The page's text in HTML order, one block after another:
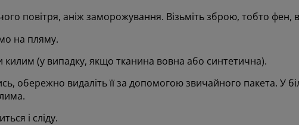
повітря, аніж заморожування. Візьміть зброю, тобто фен,
на пляму.
(у випадку, якщо тканина вовна або синтетична).
обережно видаліть її за допомогою звичайного пакета. У
і сліду.